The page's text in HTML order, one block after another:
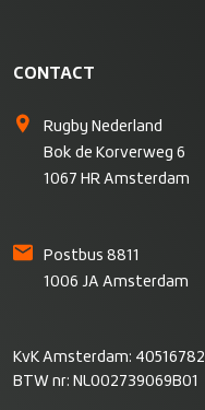
CONTACT
Rugby Nederland
Bok de Korverweg 6
1067 HR Amsterdam
Postbus 8811
1006 JA Amsterdam
KvK Amsterdam: 40516782
BTW nr: NL002739069B01